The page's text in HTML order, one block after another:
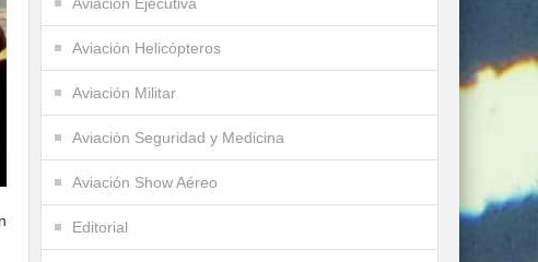
Aviación Helicópteros
Aviación Militar
Aviación Seguridad y Medicina
Aviación Show Aéreo
Editorial